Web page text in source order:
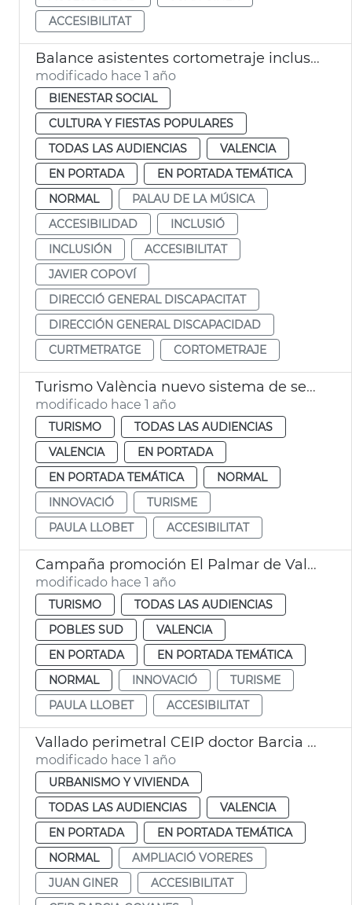
ACCESIBILITAT
Balance asistentes cortometraje inclusivo en el Palau
modificado hace 1 año
BIENESTAR SOCIAL
CULTURA Y FIESTAS POPULARES
TODAS LAS AUDIENCIAS
VALENCIA
EN PORTADA
EN PORTADA TEMÁTICA
NORMAL
PALAU DE LA MÚSICA
ACCESIBILIDAD
INCLUSIÓ
INCLUSIÓN
ACCESIBILITAT
JAVIER COPOVÍ
DIRECCIÓ GENERAL DISCAPACITAT
DIRECCIÓN GENERAL DISCAPACIDAD
CURTMETRATGE
CORTOMETRAJE
Turismo València nuevo sistema de señalización accesible
modificado hace 1 año
TURISMO
TODAS LAS AUDIENCIAS
VALENCIA
EN PORTADA
EN PORTADA TEMÁTICA
NORMAL
INNOVACIÓ
TURISME
PAULA LLOBET
ACCESIBILITAT
Campaña promoción El Palmar de València
modificado hace 1 año
TURISMO
TODAS LAS AUDIENCIAS
POBLES SUD
VALENCIA
EN PORTADA
EN PORTADA TEMÁTICA
NORMAL
INNOVACIÓ
TURISME
PAULA LLOBET
ACCESIBILITAT
Vallado perimetral CEIP doctor Barcia Goyanes
modificado hace 1 año
URBANISMO Y VIVIENDA
TODAS LAS AUDIENCIAS
VALENCIA
EN PORTADA
EN PORTADA TEMÁTICA
NORMAL
AMPLIACIÓ VORERES
JUAN GINER
ACCESIBILITAT